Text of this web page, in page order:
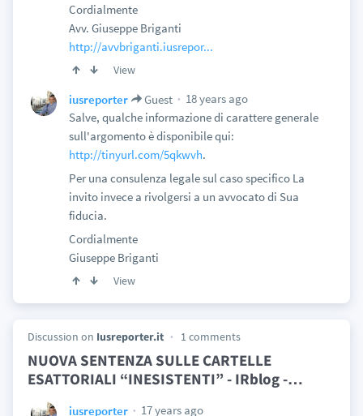
Cordialmente
Avv. Giuseppe Briganti
http://avvbriganti.iusrepor...
View
iusreporter Guest
18 years ago
Salve, qualche informazione di carattere generale
sull'argomento è disponibile qui:
http://tinyurl.com/5qkwvh.
Per una consulenza legale sul caso specifico La
invito invece a rivolgersi a un avvocato di Sua
fiducia.
Cordialmente
Giuseppe Briganti
View
Discussion on Iusreporter.it 1 comments
NUOVA SENTENZA SULLE CARTELLE
ESATTORIALI “INESISTENTI” - IRblog -…
iusreporter
17 years ago